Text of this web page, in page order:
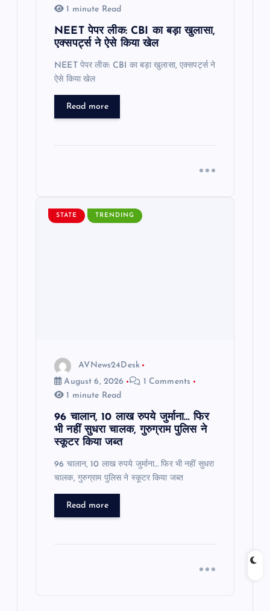
1 minute Read
NEET पेपर लीक: CBI का बड़ा खुलासा,
एक्सपर्ट्स ने ऐसे किया खेल
NEET पेपर लीक: CBI का बड़ा खुलासा, एक्सपर्ट्स ने
ऐसे किया खेल
Read more
STATE TRENDING
AVNews24Desk
August 6, 2026
1 Comments
1 minute Read
96 चालान, 10 लाख रुपये जुर्माना… फिर
भी नहीं सुधरा चालक, गुरुग्राम पुलिस ने
स्कूटर किया जब्त
96 चालान, 10 लाख रुपये जुर्माना… फिर भी नहीं सुधरा
चालक, गुरुग्राम पुलिस ने स्कूटर किया जब्त
Read more